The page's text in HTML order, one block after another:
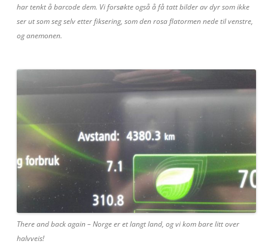
har tenkt å barcode dem. Vi forsøkte også å få tatt bilder av dyr som ikke
ser ut som seg selv etter fiksering, som den rosa flatormen nede til venstre,
og anemonen.
There and back again – Norge er et langt land, og vi kom bare litt over
halvveis!